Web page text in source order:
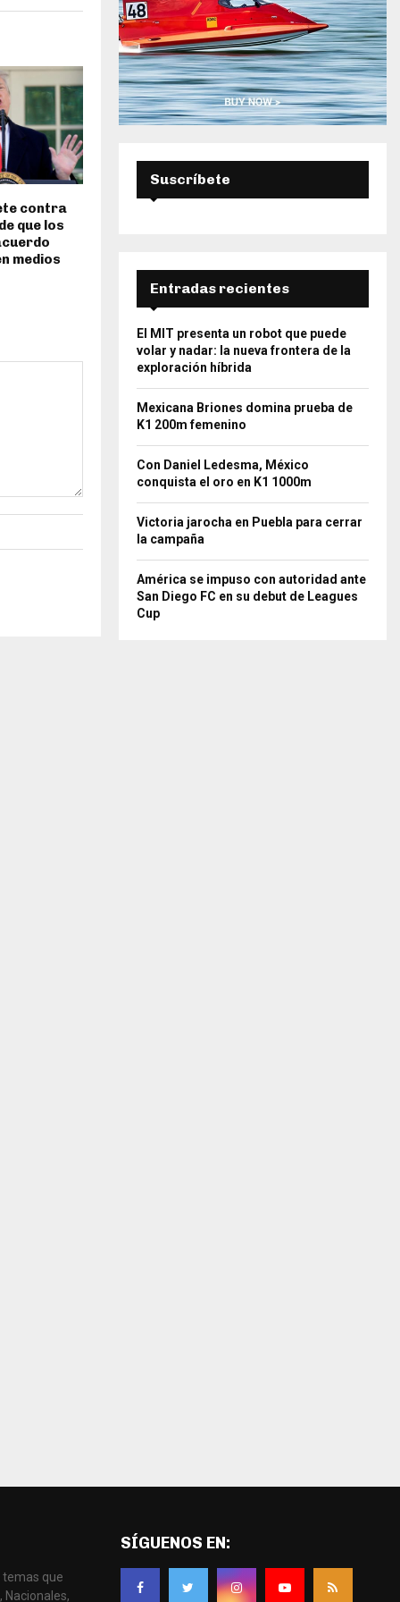
contra
que los
medios
Suscríbete
Entradas recientes
El MIT presenta un robot que puede
volar y nadar: la nueva frontera de la
exploración híbrida
Mexicana Briones domina prueba de
K1 200m femenino
Con Daniel Ledesma, México
conquista el oro en K1 1000m
Victoria jarocha en Puebla para cerrar
la campaña
América se impuso con autoridad ante
San Diego FC en su debut de Leagues
Cup
que
Nacionales,
SÍGUENOS EN: